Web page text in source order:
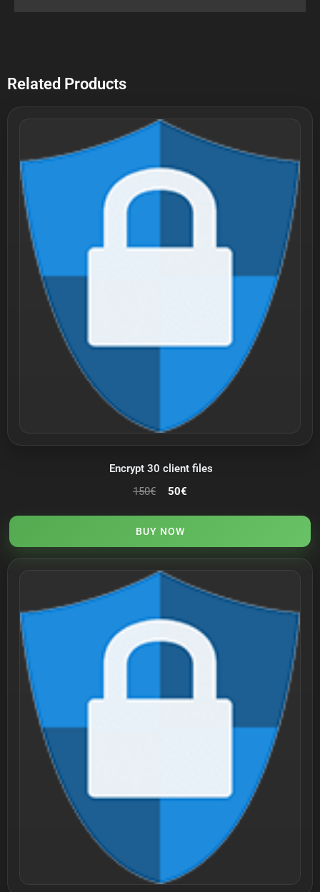
Related Products
Encrypt 30 client files
150€ 50€
BUY NOW